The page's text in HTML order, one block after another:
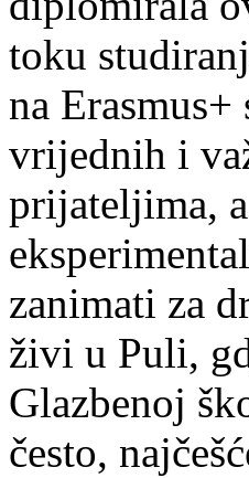
toku
na
vrijednih i
prijateljima,
zanimati za
živi u Puli,
Glazbenoj
često,